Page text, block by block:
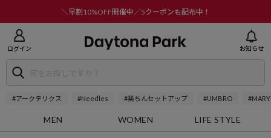
＼早割10%OFF開催中／5クーポンも配布中！
ログイン お知らせ
#アークテリクス #Needles #楽ちんセットアップ #UMBRO
MEN WOMEN LIFE STYLE